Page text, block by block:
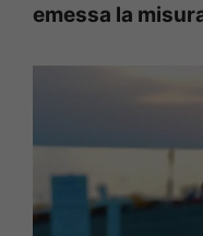
emessa la